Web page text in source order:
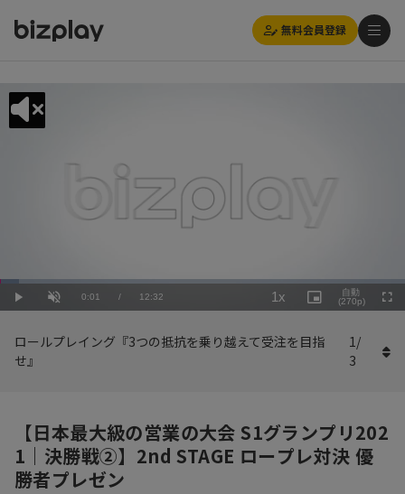
無料会員登録
Play UnmuteCurrent
0:01 / Duration
12:32
Loaded:
4.79%
1x
Rate
Picture-
in-
自動
(270p)
ロールプレイング『3つの抵抗を乗り越えて受注を目指
せ』
1/
3
【日本最大級の営業の大会 S1グランプリ202
1｜決勝戦②】2nd STAGE ロープレ対決 優
勝者プレゼン